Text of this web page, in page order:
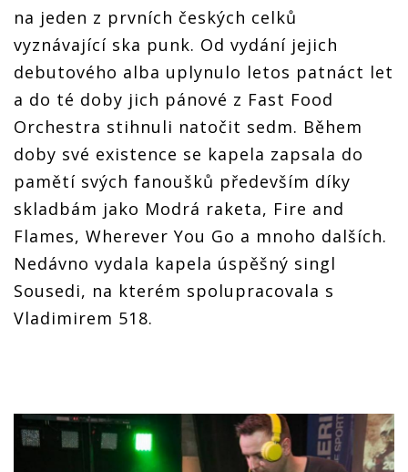
na jeden z prvních českých celků
vyznávající ska punk. Od vydání jejich
debutového alba uplynulo letos patnáct let
a do té doby jich pánové z Fast Food
Orchestra stihnuli natočit sedm. Během
doby své existence se kapela zapsala do
pamětí svých fanoušků především díky
skladbám jako Modrá raketa, Fire and
Flames, Wherever You Go a mnoho dalších.
Nedávno vydala kapela úspěšný singl
Sousedi, na kterém spolupracovala s
Vladimirem 518.